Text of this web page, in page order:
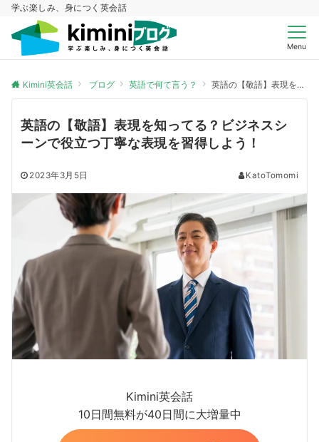
学ぶ楽しみ、身につく英会話
Menu
Kimini英会話 ブログ 英語で何て言う？ 英語の【敬語】表現を知ってる？ビジネスシーンで役立つ丁寧な表現を習得しよう！
英語の【敬語】表現を知ってる？ビジネスシ
ーンで役立つ丁寧な表現を習得しよう！
2023年3月5日 KatoTomomi
Kimini英会話
10日間無料が40日間に大増量中